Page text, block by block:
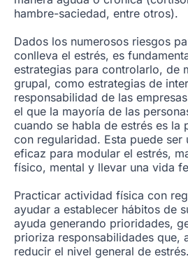
hambre-saciedad, entre otros).
Dados los numerosos riesgos
conlleva el estrés, es
estrategias para controlarlo, de
grupal, como estrategias de
responsabilidad de las
el que la mayoría de las
cuando se habla de estrés es la
con regularidad. Esta puede ser
eficaz para modular el estrés,
físico, mental y llevar una vida
Practicar actividad física con
ayudar a establecer hábitos de
ayuda generando prioridades,
prioriza responsabilidades que,
reducir el nivel general de estrés.